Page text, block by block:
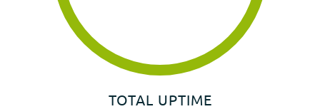
TOTAL UPTIME